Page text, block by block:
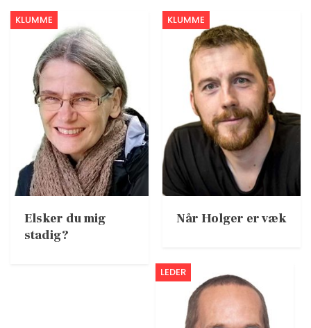
KLUMME
Elsker du mig
stadig?
KLUMME
Når Holger er væk
LEDER